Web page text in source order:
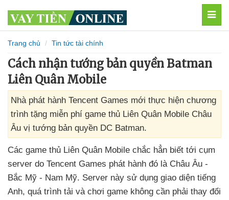
Trang chủ Tin tức tài chính
Cách nhận tướng bản quyền Batman
Liên Quân Mobile
Nhà phát hành Tencent Games mới thực hiện chương
trình tặng miễn phí game thủ Liên Quân Mobile Châu
Âu vị tướng bản quyền DC Batman.
Các game thủ Liên Quân Mobile chắc hẳn biết tới cụm
server do Tencent Games phát hành đó là Châu Âu -
Bắc Mỹ - Nam Mỹ. Server này sử dụng giao diện tiếng
Anh, quá trình tải và chơi game không cần phải thay đổi